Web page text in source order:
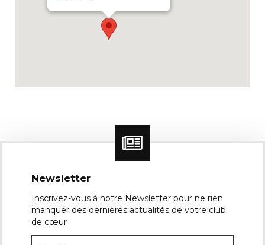
Newsletter
Inscrivez-vous à notre Newsletter pour ne rien
manquer des dernières actualités de votre club
de cœur